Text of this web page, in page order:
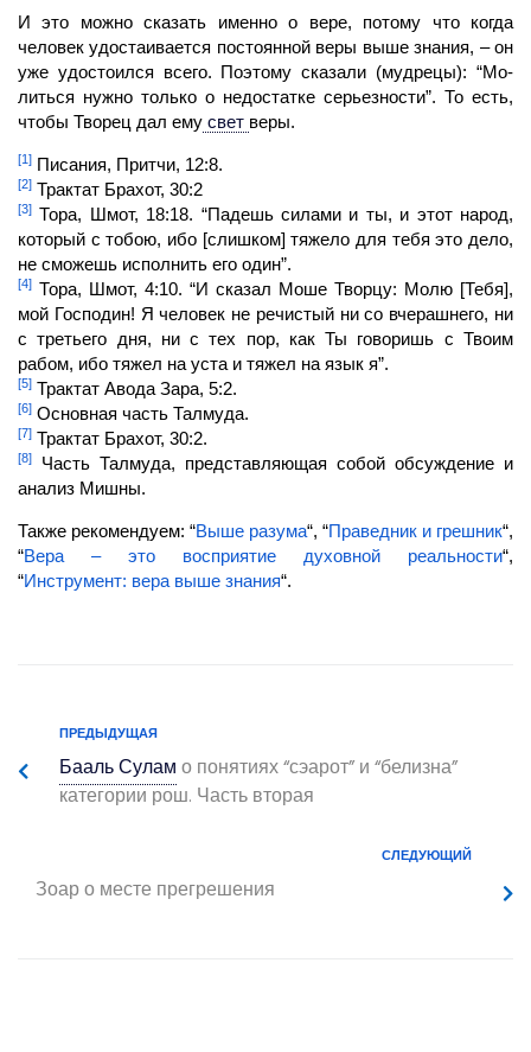
И это можно сказать именно о вере, потому что когда
человекудостаивается посто­янной веры выше знания, – он
уже удостоился всего. Поэтому сказали (мудрецы): “Мо­
литься нужно только о недостатке серьезности”. То есть,
чтобы Творец дал ему свет веры.
[1] Писания, Притчи, 12:8.
[2] Трактат Брахот, 30:2
[3] Тора, Шмот, 18:18. “Падешь силами и ты, и этот народ,
который с тобою, ибо [слишком] тяжело для тебя это дело,
не сможешь исполнить его один”.
[4] Тора, Шмот, 4:10. “И сказал Моше Творцу: Молю [Тебя],
мой Господин! Я человек не речистый ни со вчерашнего, ни
с третьего дня, ни с тех пор, как Ты говоришь с Твоим
рабом, ибо тяжел на уста и тяжел на язык я”.
[5] Трактат Авода Зара, 5:2.
[6] Основная часть Талмуда.
[7] Трактат Брахот, 30:2.
[8]
Часть Талмуда, представляющая собой обсуждение и
анализ Мишны.
Также рекомендуем: “Выше разума“, “Праведник и грешник“,
“Вера – это восприятие духовной реальности“,
“Инструмент: вера выше знания“.
ПРЕДЫДУЩАЯ
Бааль Суламо понятиях “сэарот” и “белизна”
категории рош. Часть вторая
СЛЕДУЮЩИЙ
Зоар о месте прегрешения